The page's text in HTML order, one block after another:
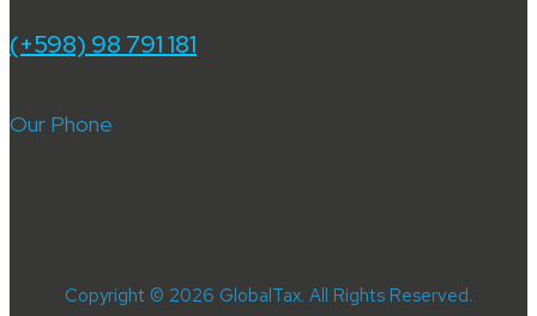
(+598) 98 791 181
Our Phone
Copyright © 2026 GlobalTax. All Rights Reserved.